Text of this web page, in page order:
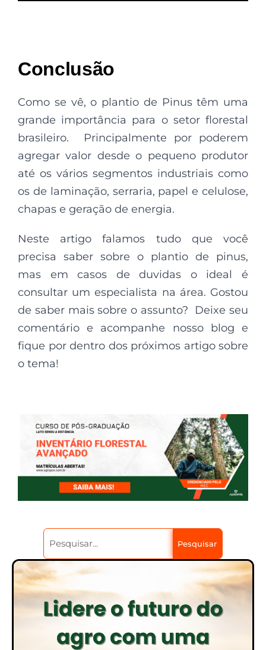
Conclusão
Como se vê, o plantio de Pinus têm uma
grande importância para o setor florestal
brasileiro. Principalmente por poderem
agregar valor desde o pequeno produtor
até os vários segmentos industriais como
os de laminação, serraria, papel e celulose,
chapas e geração de energia.
Neste artigo falamos tudo que você
precisa saber sobre o plantio de pinus,
mas em casos de duvidas o ideal é
consultar um especialista na área. Gostou
de saber mais sobre o assunto? Deixe seu
comentário e acompanhe nosso blog e
fique por dentro dos próximos artigo sobre
o tema!
Pesquisar